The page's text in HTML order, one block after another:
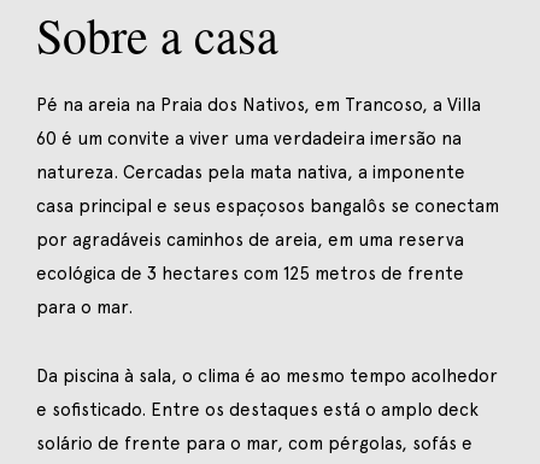
Sobre a casa
Pé na areia na Praia dos Nativos, em Trancoso, a Villa
60 é um convite a viver uma verdadeira imersão na
natureza. Cercadas pela mata nativa, a imponente
casa principal e seus espaçosos bangalôs se conectam
por agradáveis caminhos de areia, em uma reserva
ecológica de 3 hectares com 125 metros de frente
para o mar.
Da piscina à sala, o clima é ao mesmo tempo acolhedor
e sofisticado. Entre os destaques está o amplo deck
solário de frente para o mar, com pérgolas, sofás e